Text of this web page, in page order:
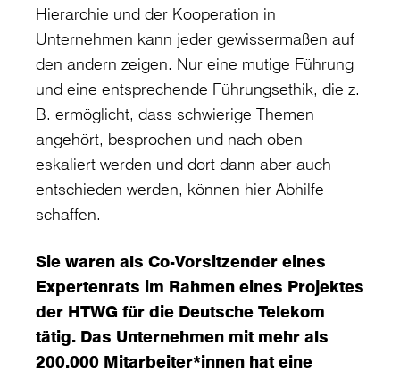
Hierarchie und der Kooperation in
Unternehmen kann jeder gewissermaßen auf
den andern zeigen. Nur eine mutige Führung
und eine entsprechende Führungsethik, die z.
B. ermöglicht, dass schwierige Themen
angehört, besprochen und nach oben
eskaliert werden und dort dann aber auch
entschieden werden, können hier Abhilfe
schaffen.
Sie waren als Co-Vorsitzender eines
Expertenrats im Rahmen eines Projektes
der HTWG für die Deutsche Telekom
tätig. Das Unternehmen mit mehr als
200.000 Mitarbeiter*innen hat eine